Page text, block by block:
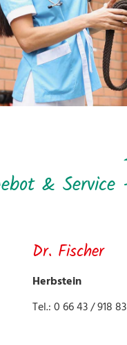
&
Dr. Fischer
Herbstein
Tel.: 0 66 43 / 918